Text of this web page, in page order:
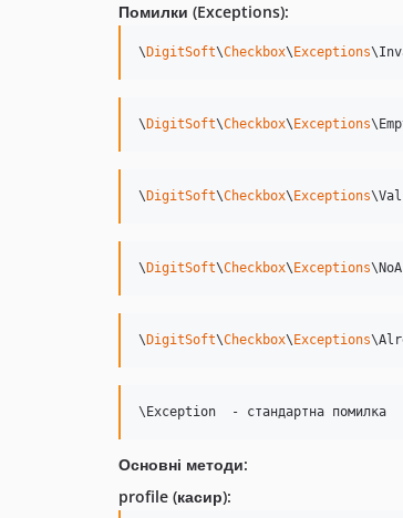
Помилки (Exceptions):
\ DigitSoft\Checkbox\ Exceptions
\ DigitSoft\Checkbox\ Exceptions
\ DigitSoft\Checkbox\ Exceptions
\ DigitSoft\Checkbox\ Exceptions
\ DigitSoft\Checkbox\ Exceptions
\Exception  - стандартна помилка
Основні методи:
profile (касир):